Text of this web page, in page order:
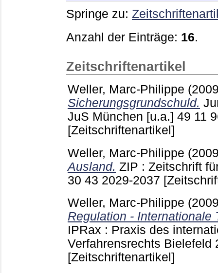
Springe zu:
Anzahl der Einträge: 16.
Zeitschriftenartikel
Weller, Marc-Philippe
Sicherungsgrundschuld.
JuS München [u.a.] 49 11
[Zeitschriftenartikel]
Weller, Marc-Philippe
Ausland. ZIP : Zeitschrift
30 43 2029-2037
Weller, Marc-Philippe
Regulation - Internationale
IPRax : Praxis des
Verfahrensrechts Bielefeld
[Zeitschriftenartikel]